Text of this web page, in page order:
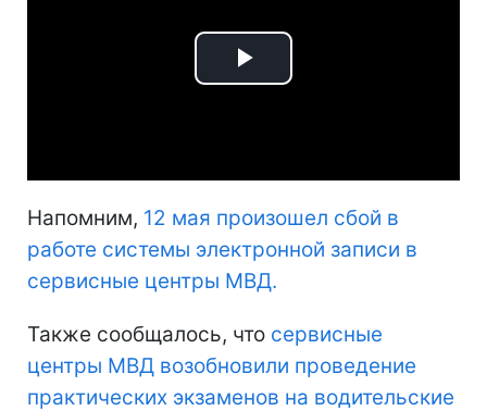
Play
Напомним, 12 мая произошел сбой в
работе системы электронной записи в
сервисные центры МВД.
Также сообщалось, что сервисные
центры МВД возобновили проведение
практических экзаменов на водительские